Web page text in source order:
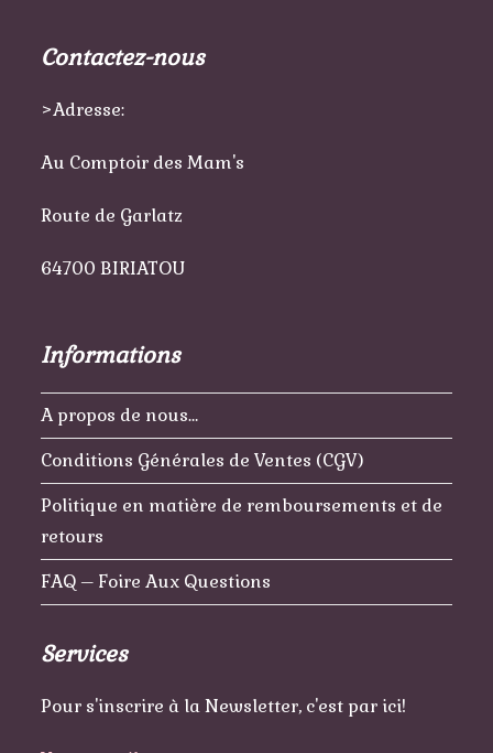
Contactez-nous
>Adresse:
Au Comptoir des Mam's
Route de Garlatz
64700 BIRIATOU
Informations
A propos de nous…
Conditions Générales de Ventes (CGV)
Politique en matière de remboursements et de
retours
FAQ – Foire Aux Questions
Services
Pour s'inscrire à la Newsletter, c'est par ici!